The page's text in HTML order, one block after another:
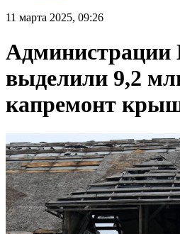
11 марта 2025, 09:26
Администрации
выделили 9,2
капремонт